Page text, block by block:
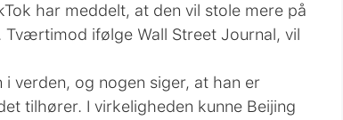
har meddelt, at den vil stole mere på
ifølge Wall Street Journal, vil
verden, og nogen siger, at han er
tilhører. I virkeligheden kunne Beijing